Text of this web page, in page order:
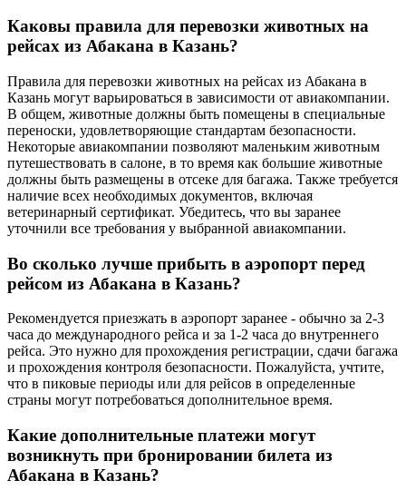
Каковы правила для перевозки животных на
рейсах из Абакана в Казань?
Правила для перевозки животных на рейсах из Абакана в
Казань могут варьироваться в зависимости от авиакомпании.
В общем, животные должны быть помещены в специальные
переноски, удовлетворяющие стандартам безопасности.
Некоторые авиакомпании позволяют маленьким животным
путешествовать в салоне, в то время как большие животные
должны быть размещены в отсеке для багажа. Также требуется
наличие всех необходимых документов, включая
ветеринарный сертификат. Убедитесь, что вы заранее
уточнили все требования у выбранной авиакомпании.
Во сколько лучше прибыть в аэропорт перед
рейсом из Абакана в Казань?
Рекомендуется приезжать в аэропорт заранее - обычно за 2-3
часа до международного рейса и за 1-2 часа до внутреннего
рейса. Это нужно для прохождения регистрации, сдачи багажа
и прохождения контроля безопасности. Пожалуйста, учтите,
что в пиковые периоды или для рейсов в определенные
страны могут потребоваться дополнительное время.
Какие дополнительные платежи могут
возникнуть при бронировании билета из
Абакана в Казань?